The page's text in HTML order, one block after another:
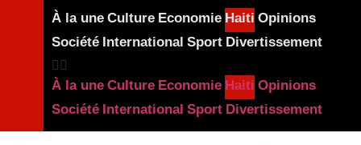
À la une Culture Economie Haiti Opinions
Société International Sport Divertissement
À la une Culture Economie Haiti Opinions
Société International Sport Divertissement